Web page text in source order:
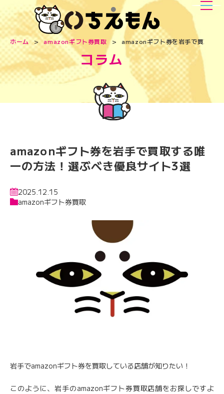
ホーム amazonギフト券買取 amazonギフト券を岩手で買取す
コラム
amazonギフト券を岩手で買取する唯
一の方法！選ぶべき優良サイト3選
2025.12.15
amazonギフト券買取
岩手でamazonギフト券を買取している店舗が知りたい！
このように、岩手のamazonギフト券買取店舗をお探しですよ